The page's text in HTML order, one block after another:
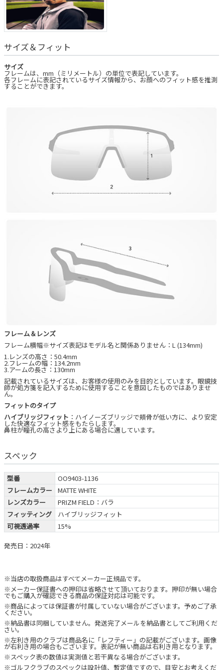
サイズ＆フィット
サイズ
フレームは、mm（ミリメートル）の単位で表記しています。
各フレームに表記されているサイズ情報から、お顔へのフィット感を推測
することができます。
フレーム＆レンズ
フレーム横幅※サイズ表記はモデル名と関係ありません：L (134mm)
1.レンズの高さ：50.4mm
2.フレームの幅：134.2mm
3.アームの長さ：130mm
記載されているサイズは、お客様の使用のみを目的としています。眼鏡技
師が処方箋を記入するために使用することを意図したものではありませ
ん。
フィットのタイプ
ハイブリッジフィット ：ハイノーズブリッジで頬骨が低い方に、より安定
した快適なフィット感をもたらします。
鼻柱が瞳孔の高さより上にある場合に適しています。
スペック
型番
OO9403-1136
フレームカラー
MATTE WHITE
レンズカラー
PRIZM FIELD：バラ
フィッティング
ハイブリッジフィット
可視透過率
15%
発売日：2024年
※当店の取扱商品はすべてメーカー正規品です。
※メーカー保証書への押印は省略させて頂いております。押印が無い場合
でもご購入が確認できる商品の保証対応は可能です。
※商品によっては保証書が付属していない場合がございます。予めご了承
ください。
※納品書は同梱していません。発送完了メールを納品書としてご利用くだ
さい。
※左利き用のクラブは商品名に「レフティー」の記載がございます。画像
が右利き用の場合もございます。表記が無い商品は右利き用となります。
※スペック表の数値は実測値と若干異なる場合がございます。
※ゴルフクラブのスペックは設計値、暫定値ですので、目安とお考えくだ